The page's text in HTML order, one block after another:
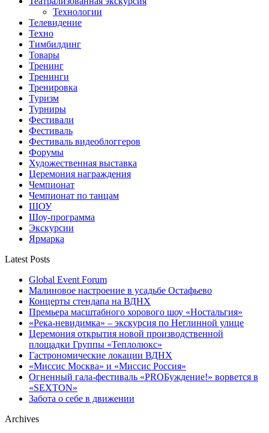
Технологии
Телевидение
Техно
Тимбилдинг
Товары
Тренинг
Тренинги
Тренировка
Туризм
Турниры
Фестивали
Фестиваль
Фестиваль видеоблоггеров
Форумы
Художественная выставка
Церемония награждения
Чемпионат
Чемпионат по танцам
ШОУ
Шоу-программа
Экскурсии
Ярмарка
Latest Posts
Global Event Forum
Малиновое настроение в усадьбе Остафьево
Концерты стендапа на ВДНХ
Премьера масштабного хорового шоу «Ностальгия»
«Река-невидимка» – экскурсия по Неглинной улице
Церемония открытия новой производственной
площадки Группы «Теплолюкс»
Гастрономические локации ВДНХ
«Миссис Москва» и «Миссис Россия»
Огненный гала-фестиваль «PROБуждение!» ворвется в
«SEXTON»
Забота о себе в движении
Archives